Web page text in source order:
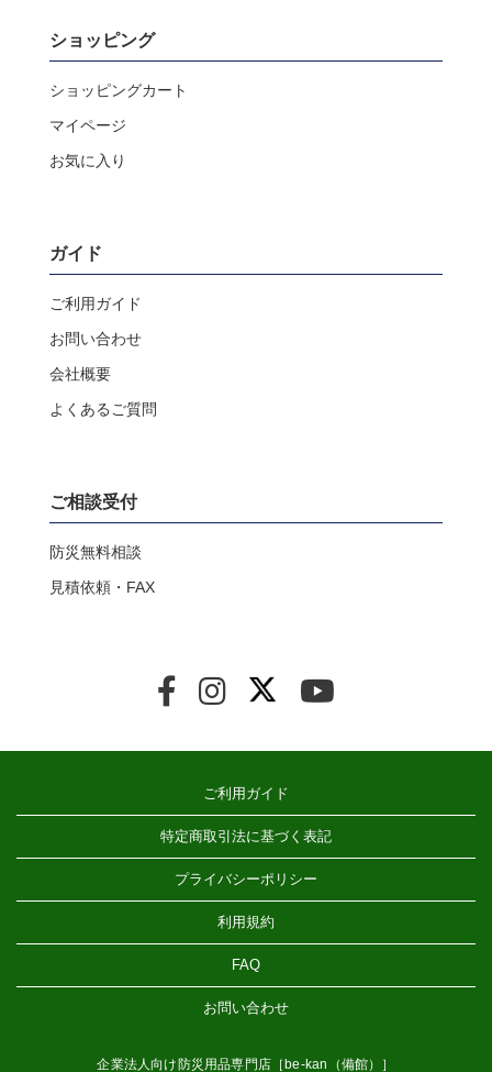
ショッピング
ショッピングカート
マイページ
お気に入り
ガイド
ご利用ガイド
お問い合わせ
会社概要
よくあるご質問
ご相談受付
防災無料相談
見積依頼・FAX
ご利用ガイド
特定商取引法に基づく表記
プライバシーポリシー
利用規約
FAQ
お問い合わせ
企業法人向け防災用品専門店［be-kan（備館）］